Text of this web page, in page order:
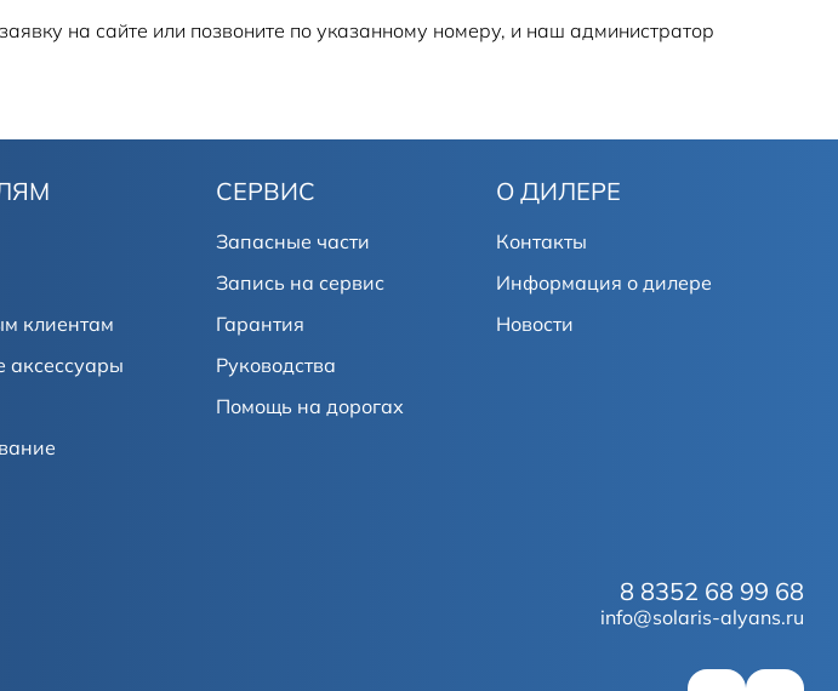
на сайте или позвоните по указанному номеру, и наш администратор
клиентам
аксессуары
СЕРВИС
Запасные части
Запись на сервис
Гарантия
Руководства
Помощь на дорогах
О ДИЛЕРЕ
Контакты
Информация о дилере
Новости
8 8352 68 99 68
info@solaris-alyans.ru